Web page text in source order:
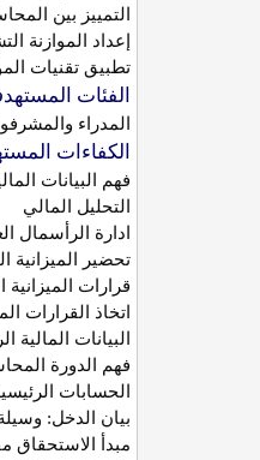
التمييز بين
إعداد الموازنة
تطبيق تقنيات
الفئات
المدراء
الكفاءات
فهم البيانات
التحليل المالي
ادارة الرأسمال
تحضير الميزانية
قرارات الميزانية
اتخاذ القرارات
البيانات المالية
فهم الدورة
الحسابات
بيان الدخل:
مبدأ الاستحقاق